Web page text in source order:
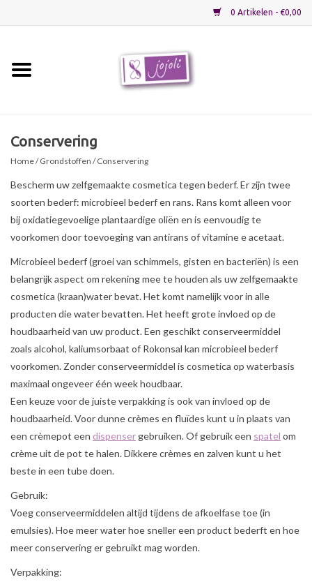
0 Artikelen - €0,00
Verpakkingen
Materialen
Recepten
Cadeaubon
Zelf maken
Links
Conservering
Home/Grondstoffen / Conservering
Bescherm uw zelfgemaakte cosmetica tegen bederf. Er zijn twee
soorten bederf: microbieel bederf en rans. Rans komt alleen voor
bij oxidatiegevoelige plantaardige oliën en is eenvoudig te
voorkomen door toevoeging van antirans of vitamine e acetaat.
Microbieel bederf (groei van schimmels, gisten en bacteriën) is een
belangrijk aspect om rekening mee te houden als uw zelfgemaakte
cosmetica (kraan)water bevat. Het komt namelijk voor in alle
producten die water bevatten. Het heeft grote invloed op de
houdbaarheid van uw product. Een geschikt conserveermiddel
zoals alcohol, kaliumsorbaat of Rokonsal kan microbieel bederf
voorkomen. Zonder conserveermiddel is cosmetica op waterbasis
maximaal ongeveer één week houdbaar.
Een keuze voor de juiste verpakking is ook van invloed op de
houdbaarheid. Voor dunne crèmes en fluïdes kunt u in plaats van
een crèmepot een dispenser gebruiken. Of gebruik een spatel om
crème uit de pot te halen. Dikkere crèmes en zalven kunt u het
beste in een tube doen.
Gebruik:
Voeg conserveermiddelen altijd tijdens de afkoelfase toe (in
emulsies). Hoe meer water hoe sneller een product bederft en hoe
meer conservering er gebruikt mag worden.
Verpakking: